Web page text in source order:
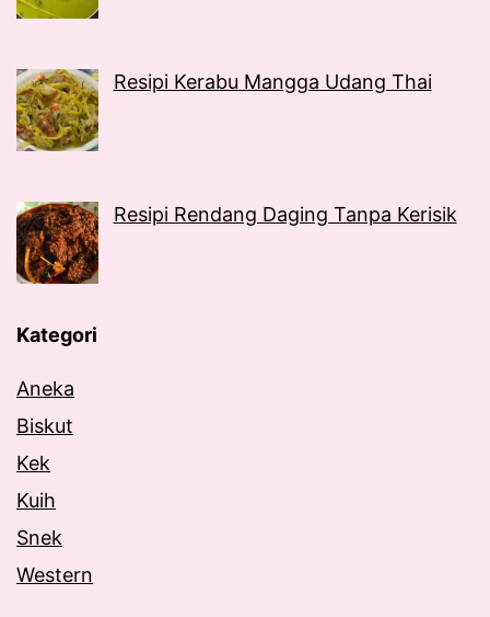
Resipi Kerabu Mangga Udang Thai
Resipi Rendang Daging Tanpa Kerisik
Kategori
Aneka
Biskut
Kek
Kuih
Snek
Western